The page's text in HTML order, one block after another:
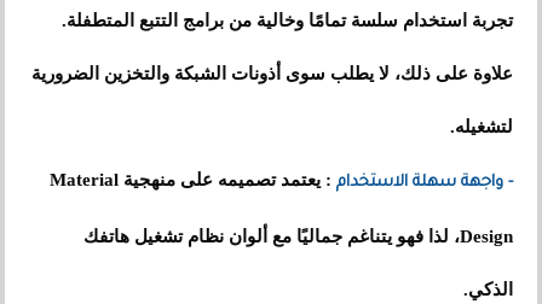
تجربة استخدام سلسة تمامًا وخالية من برامج التتبع المتطفلة.
علاوة على ذلك، لا يطلب سوى أذونات الشبكة والتخزين الضرورية
لتشغيله.
- واجهة سهلة الاستخدام : يعتمد تصميمه على منهجية Material
Design، لذا فهو يتناغم جماليًا مع ألوان نظام تشغيل هاتفك
الذكي.